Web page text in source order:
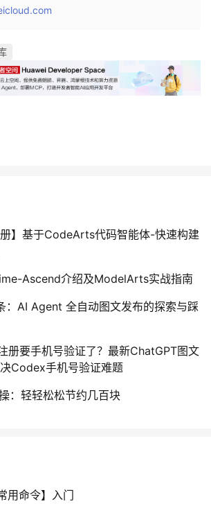
册】基于CodeArts代码智能体-快速构建
Ascend介绍及ModelArts实战指南
：AI Agent 全自动图文发布的探索与踩
册要手机号验证了？最新ChatGPT图文
Codex手机号验证难题
：轻轻松松节约几百块
用命令】入门